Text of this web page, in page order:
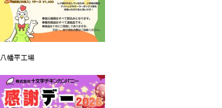
八幡平工場